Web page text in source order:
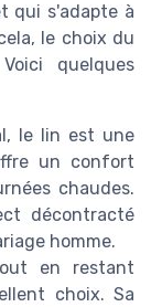
qui s'adapte à
le choix du
quelques
le lin est une
un confort
chaudes.
décontracté
homme.
en restant
choix. Sa